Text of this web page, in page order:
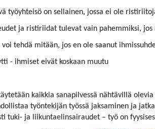
työyhteisö on sellainen, jossa ei ole
ja ristiriidat tulevat vain pahemmiksi,
tehdä mitään, jos en ole saanut
- ihmiset eivät koskaan muutu
kaikkia sanapilvessä nähtävillä
työntekijän työssä jaksaminen ja
tuki- ja liikuntaelinsairaudet – työ on